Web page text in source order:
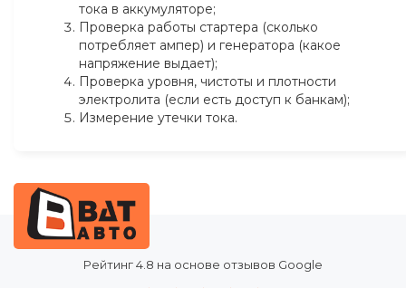
тока в аккумуляторе;
Проверка работы стартера (сколько
потребляет ампер) и генератора (какое
напряжение выдает);
Проверка уровня, чистоты и плотности
электролита (если есть доступ к банкам);
Измерение утечки тока.
Рейтинг4.8 на основе отзывов Google